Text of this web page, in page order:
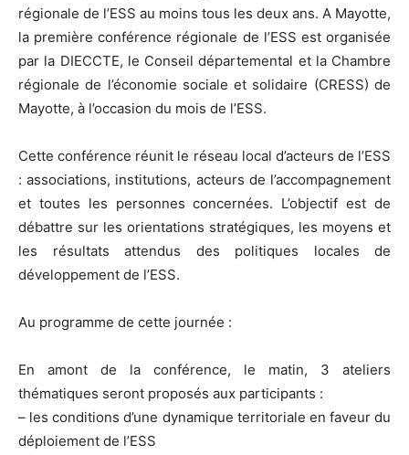
régionale de l’ESS au moins tous les deux ans. A Mayotte,
la première conférence régionale de l’ESS est organisée
par la DIECCTE, le Conseil départemental et la Chambre
régionale de l’économie sociale et solidaire (CRESS) de
Mayotte, à l’occasion du mois de l’ESS.
Cette conférence réunit le réseau local d’acteurs de l’ESS
: associations, institutions, acteurs de l’accompagnement
et toutes les personnes concernées. L’objectif est de
débattre sur les orientations stratégiques, les moyens et
les résultats attendus des politiques locales de
développement de l’ESS.
Au programme de cette journée :
En amont de la conférence, le matin, 3 ateliers
thématiques seront proposés aux participants :
– les conditions d’une dynamique territoriale en faveur du
déploiement de l’ESS